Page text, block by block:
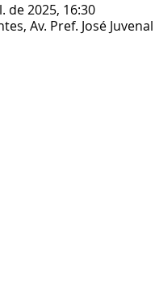
de 2025, 16:30
Av. Pref. José